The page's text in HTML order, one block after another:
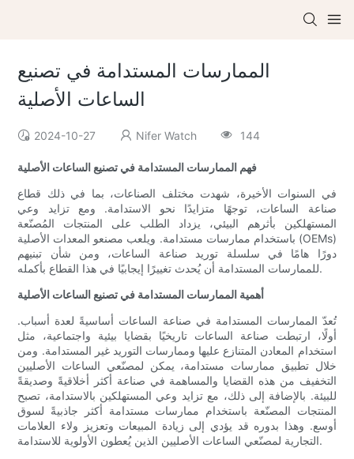
الممارسات المستدامة في تصنيع
الساعات الأصلية
2024-10-27 Nifer Watch 144
فهم الممارسات المستدامة في تصنيع الساعات الأصلية
في السنوات الأخيرة، شهدت مختلف الصناعات، بما في ذلك قطاع
صناعة الساعات، توجهًا متزايدًا نحو الاستدامة. ومع تزايد وعي
المستهلكين بأثرهم البيئي، يزداد الطلب على المنتجات المُصنّعة
باستخدام ممارسات مستدامة. ويلعب مصنعو المعدات الأصلية (OEMs)
دورًا هامًا في سلسلة توريد صناعة الساعات، ومن شأن تبنيهم
للممارسات المستدامة أن يُحدث تغييرًا إيجابيًا في هذا القطاع بأكمله.
أهمية الممارسات المستدامة في تصنيع الساعات الأصلية
تُعدّ الممارسات المستدامة في صناعة الساعات أساسيةً لعدة أسباب.
أولًا، ارتبطت صناعة الساعات تاريخيًا بقضايا بيئية واجتماعية، مثل
استخدام المعادن المتنازع عليها وممارسات التوريد غير المستدامة. ومن
خلال تطبيق ممارسات مستدامة، يمكن لمصنّعي الساعات الأصليين
التخفيف من هذه القضايا والمساهمة في صناعة أكثر أخلاقيةً وصديقةً
للبيئة. بالإضافة إلى ذلك، مع تزايد وعي المستهلكين بالاستدامة، تصبح
المنتجات المصنّعة باستخدام ممارسات مستدامة أكثر جاذبيةً لسوق
أوسع. وهذا بدوره قد يؤدي إلى زيادة المبيعات وتعزيز ولاء العلامات
التجارية لمصنّعي الساعات الأصليين الذين يُعطون الأولوية للاستدامة.